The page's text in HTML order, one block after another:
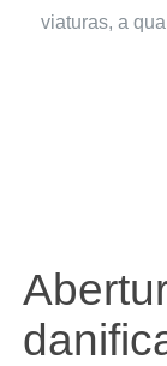
viaturas, a